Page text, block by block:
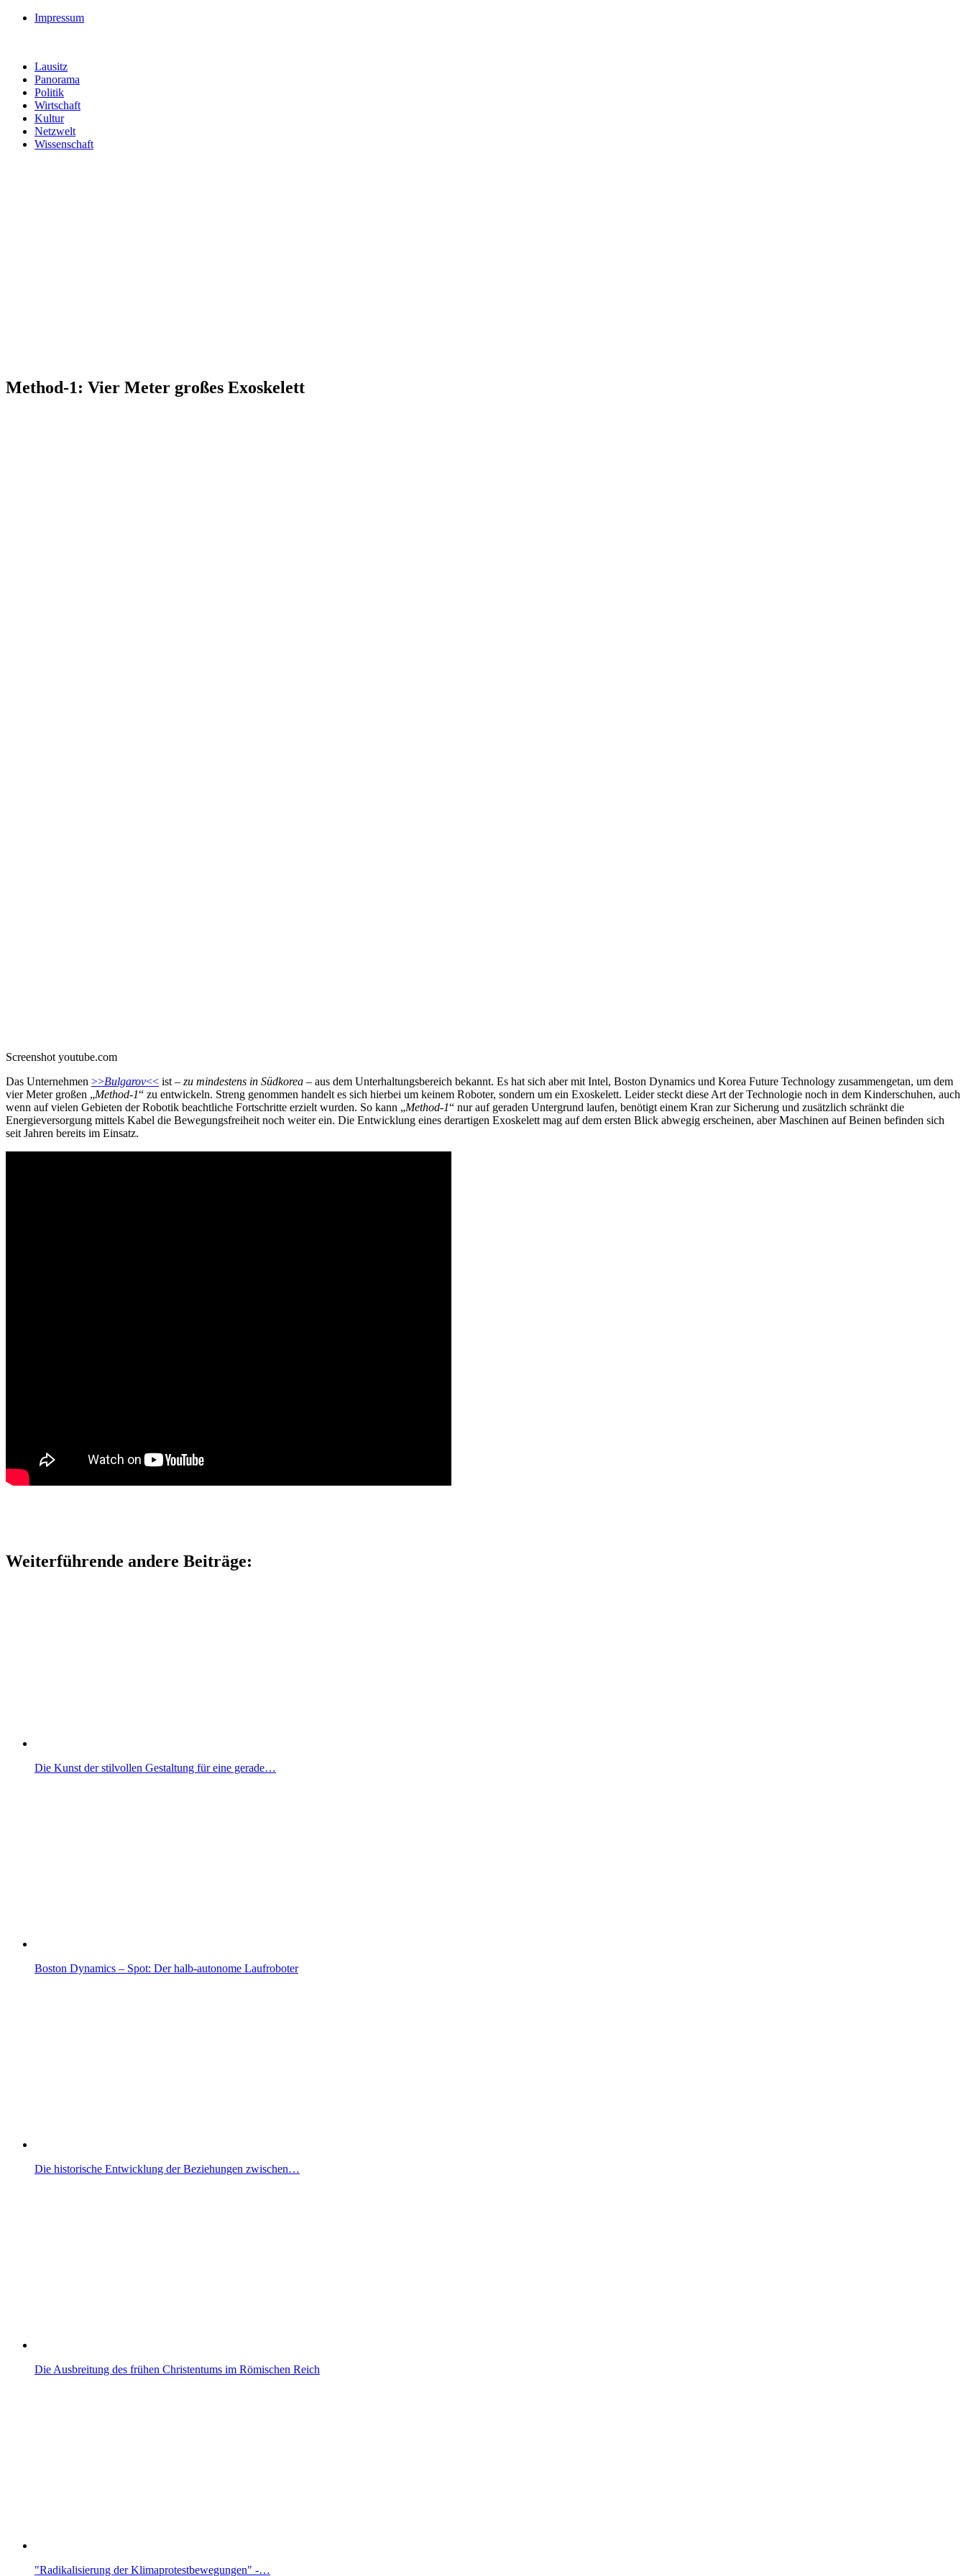
Impressum
Lausitz
Panorama
Politik
Wirtschaft
Kultur
Netzwelt
Wissenschaft
Method-1: Vier Meter großes Exoskelett
Screenshot youtube.com
Das Unternehmen >>Bulgarov<< ist – zu mindestens in Südkorea – aus dem Unterhaltungsbereich bekannt. Es hat sich aber mit Intel, Boston Dynamics und Korea Future Technology zusammengetan, um dem
vier Meter großen „Method-1“ zu entwickeln. Streng genommen handelt es sich hierbei um keinem Roboter, sondern um ein Exoskelett. Leider steckt diese Art der Technologie noch in dem Kinderschuhen, auch
wenn auf vielen Gebieten der Robotik beachtliche Fortschritte erzielt wurden. So kann „Method-1“ nur auf geraden Untergrund laufen, benötigt einem Kran zur Sicherung und zusätzlich schränkt die
Energieversorgung mittels Kabel die Bewegungsfreiheit noch weiter ein. Die Entwicklung eines derartigen Exoskelett mag auf dem ersten Blick abwegig erscheinen, aber Maschinen auf Beinen befinden sich
seit Jahren bereits im Einsatz.
Weiterführende andere Beiträge:
Die Kunst der stilvollen Gestaltung für eine gerade…
Boston Dynamics – Spot: Der halb-autonome Laufroboter
Die historische Entwicklung der Beziehungen zwischen…
Die Ausbreitung des frühen Christentums im Römischen Reich
"Radikalisierung der Klimaprotestbewegungen" -…